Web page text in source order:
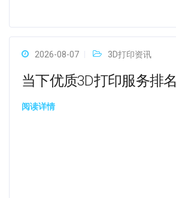
2026-08-07 3D打印资讯
当下优质3D打印服务排名
阅读详情